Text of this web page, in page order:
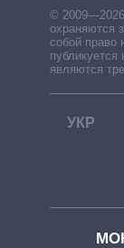
© 2009—2026
охраняются
собой право
публикуется
являются
УКР